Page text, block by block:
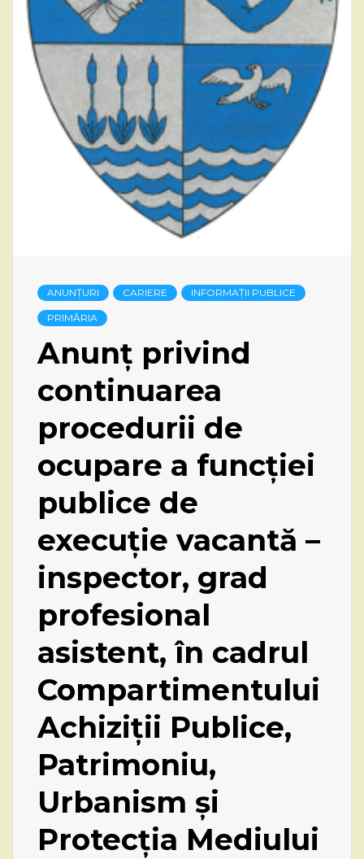
ANUNȚURI CARIERE INFORMAȚII PUBLICE
PRIMĂRIA
Anunț privind
continuarea
procedurii de
ocupare a funcției
publice de
execuție vacantă –
inspector, grad
profesional
asistent, în cadrul
Compartimentului
Achiziții Publice,
Patrimoniu,
Urbanism și
Protecția Mediului